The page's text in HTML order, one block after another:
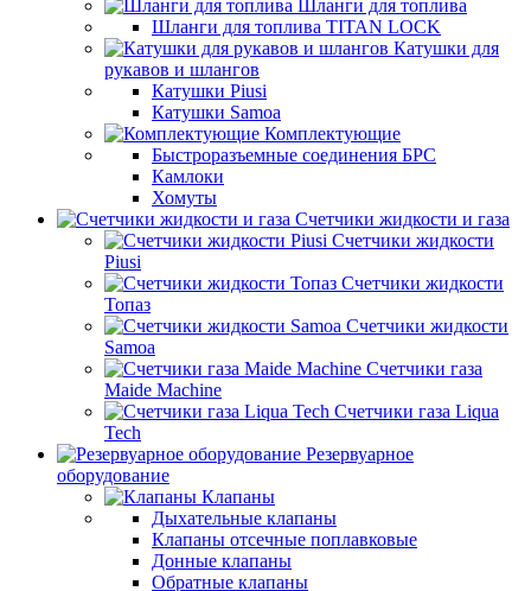
Шланги для топлива
Шланги для топлива TITAN LOCK
Катушки для
рукавов и шлангов
Катушки Piusi
Катушки Samoa
Комплектующие
Быстроразъемные соединения БРС
Камлоки
Хомуты
Счетчики жидкости и газа
Счетчики жидкости
Piusi
Счетчики жидкости
Топаз
Счетчики жидкости
Samoa
Счетчики газа
Maide Machine
Счетчики газа Liqua
Tech
Резервуарное
оборудование
Клапаны
Дыхательные клапаны
Клапаны отсечные поплавковые
Донные клапаны
Обратные клапаны